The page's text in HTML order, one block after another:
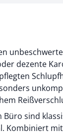
dezente
sind
Kombiniert